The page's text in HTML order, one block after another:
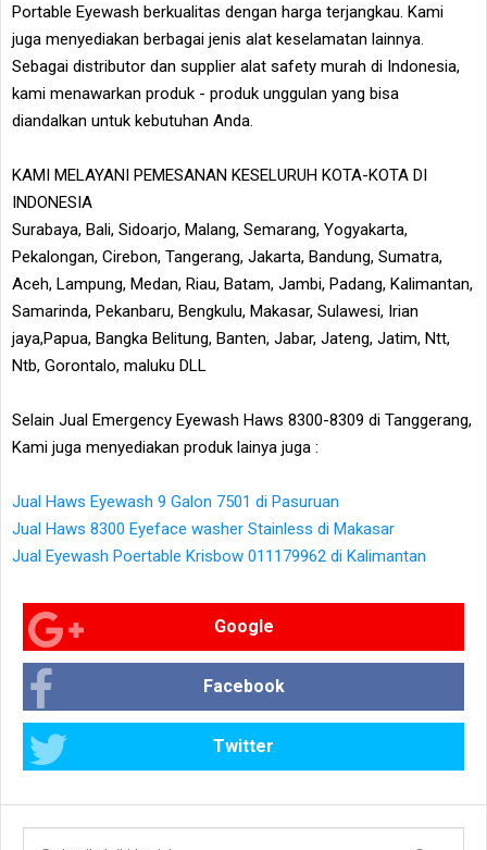
Portable Eyewash berkualitas dengan harga terjangkau. Kami
juga menyediakan berbagai jenis alat keselamatan lainnya.
Sebagai distributor dan supplier alat safety murah di Indonesia,
kami menawarkan produk - produk unggulan yang bisa
diandalkan untuk kebutuhan Anda.
KAMI MELAYANI PEMESANAN KESELURUH KOTA-KOTA DI
INDONESIA
Surabaya, Bali, Sidoarjo, Malang, Semarang, Yogyakarta,
Pekalongan, Cirebon, Tangerang, Jakarta, Bandung, Sumatra,
Aceh, Lampung, Medan, Riau, Batam, Jambi, Padang, Kalimantan,
Samarinda, Pekanbaru, Bengkulu, Makasar, Sulawesi, Irian
jaya,Papua, Bangka Belitung, Banten, Jabar, Jateng, Jatim, Ntt,
Ntb, Gorontalo, maluku DLL
Selain Jual Emergency Eyewash Haws 8300-8309 di Tanggerang,
Kami juga menyediakan produk lainya juga :
Jual Haws Eyewash 9 Galon 7501 di Pasuruan
Jual Haws 8300 Eyeface washer Stainless di Makasar
Jual Eyewash Poertable Krisbow 011179962 di Kalimantan
Google
Facebook
Twitter